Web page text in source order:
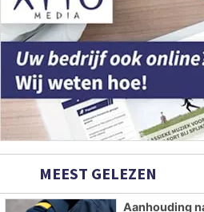
MEEST GELEZEN
Aanhouding